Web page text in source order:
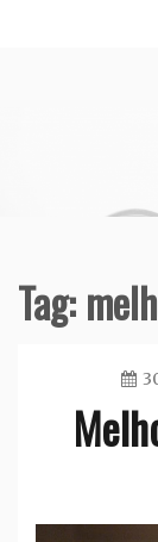
Tag: